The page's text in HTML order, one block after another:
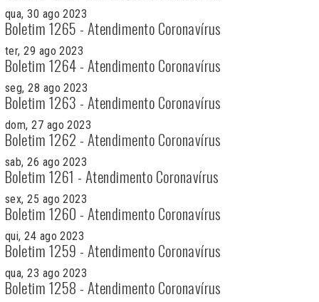
qua, 30 ago 2023
Boletim 1265 - Atendimento Coronavírus
ter, 29 ago 2023
Boletim 1264 - Atendimento Coronavírus
seg, 28 ago 2023
Boletim 1263 - Atendimento Coronavírus
dom, 27 ago 2023
Boletim 1262 - Atendimento Coronavírus
sab, 26 ago 2023
Boletim 1261 - Atendimento Coronavírus
sex, 25 ago 2023
Boletim 1260 - Atendimento Coronavírus
qui, 24 ago 2023
Boletim 1259 - Atendimento Coronavírus
qua, 23 ago 2023
Boletim 1258 - Atendimento Coronavírus